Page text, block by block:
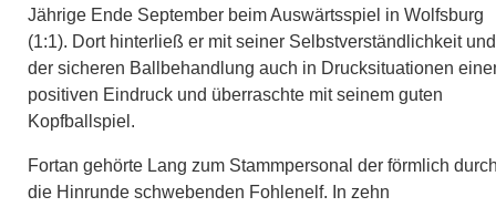
Jährige Ende September beim Auswärtsspiel in Wolfsburg
(1:1). Dort hinterließ er mit seiner Selbstverständlichkeit und
der sicheren Ballbehandlung auch in Drucksituationen
positiven Eindruck und überraschte mit seinem guten
Kopfballspiel.
Fortan gehörte Lang zum Stammpersonal der förmlich
die Hinrunde schwebenden Fohlenelf. In zehn